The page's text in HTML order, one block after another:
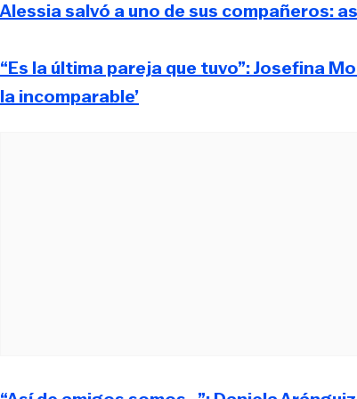
Alessia salvó a uno de sus compañeros:
“Es la última pareja que tuvo”: Josefina
la incomparable’